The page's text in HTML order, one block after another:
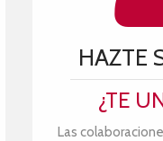
HAZTE
¿TE
Las